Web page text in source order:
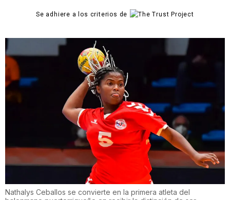
Se adhiere a los criterios de
Nathalys Ceballos se convierte en la primera atleta del